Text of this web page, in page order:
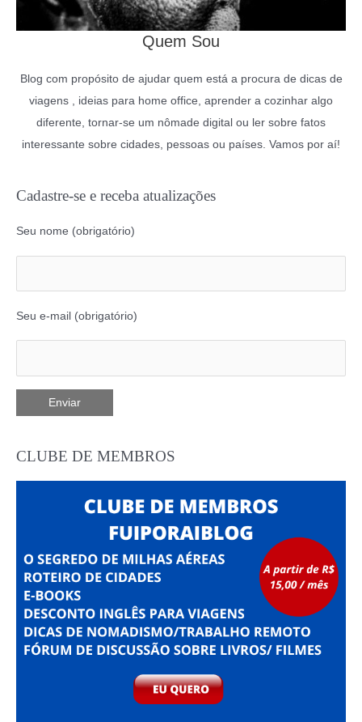
Quem Sou
Blog com propósito de ajudar quem está a procura de dicas de
viagens , ideias para home office, aprender a cozinhar algo
diferente, tornar-se um nômade digital ou ler sobre fatos
interessante sobre cidades, pessoas ou países. Vamos por aí!
Cadastre-se e receba atualizações
Seu nome (obrigatório)
Seu e-mail (obrigatório)
CLUBE DE MEMBROS